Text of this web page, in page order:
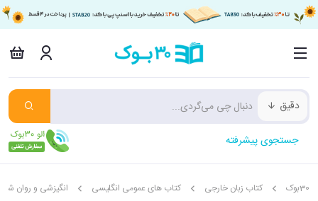
دقیق
جستجوی پیشرفته
30بوک کتاب زبان خارجی کتاب های عمومی انگلیسی انگیزشی و روان